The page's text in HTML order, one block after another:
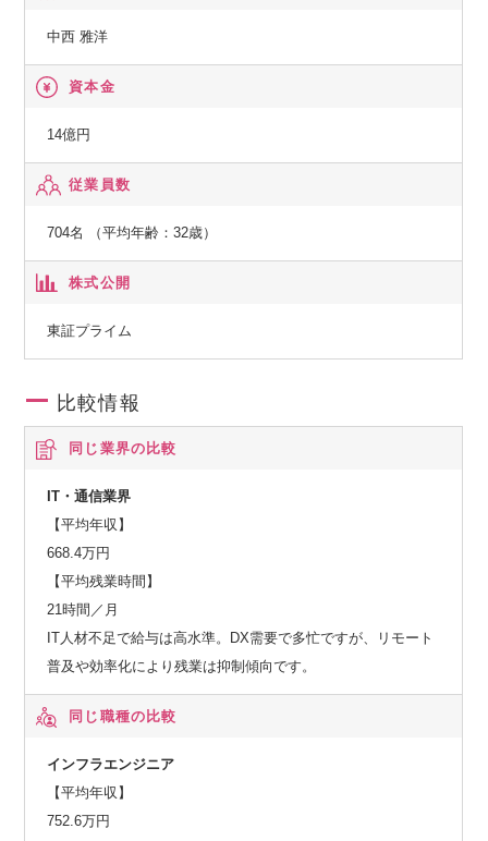
中西 雅洋
資本金
14億円
従業員数
704名 （平均年齢：32歳）
株式公開
東証プライム
比較情報
同じ業界の比較
IT・通信業界
【平均年収】
668.4万円
【平均残業時間】
21時間／月
IT人材不足で給与は高水準。DX需要で多忙ですが、リモート
普及や効率化により残業は抑制傾向です。
同じ職種の比較
インフラエンジニア
【平均年収】
752.6万円